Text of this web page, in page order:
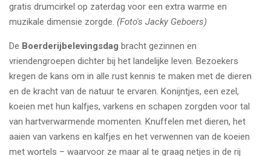
gratis drumcirkel op zaterdag voor een extra warme en
muzikale dimensie zorgde. (Foto's Jacky Geboers)
De Boerderijbelevingsdag bracht gezinnen en
vriendengroepen dichter bij het landelijke leven. Bezoekers
kregen de kans om in alle rust kennis te maken met de dieren
en de kracht van de natuur te ervaren. Konijntjes, een ezel,
koeien met hun kalfjes, varkens en schapen zorgden voor tal
van hartverwarmende momenten. Knuffelen met dieren, het
aaien van varkens en kalfjes en het verwennen van de koeien
met wortels – waarvoor ze maar al te graag netjes in de rij